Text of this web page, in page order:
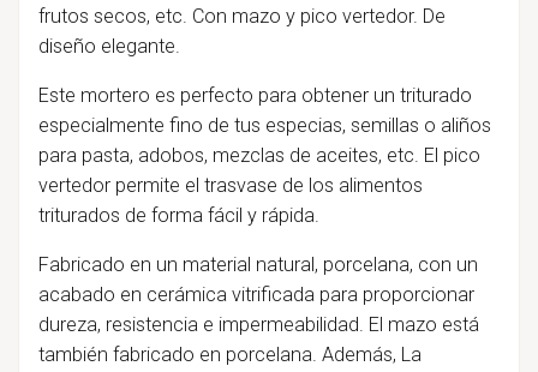
frutos secos, etc. Con mazo y pico vertedor. De
diseño elegante.
Este mortero es perfecto para obtener un triturado
especialmente fino de tus especias, semillas o aliños
para pasta, adobos, mezclas de aceites, etc. El pico
vertedor permite el trasvase de los alimentos
triturados de forma fácil y rápida.
Fabricado en un material natural, porcelana, con un
acabado en cerámica vitrificada para proporcionar
dureza, resistencia e impermeabilidad. El mazo está
también fabricado en porcelana. Además, La